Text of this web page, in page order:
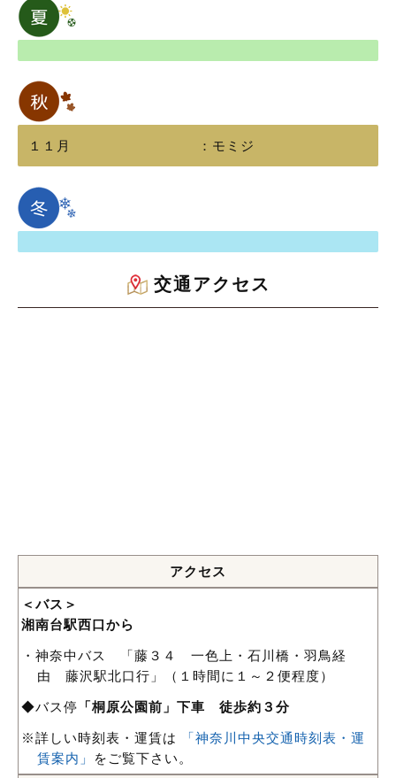
１１月 ： モミジ
交通アクセス
アクセス
＜バス＞
湘南台駅西口から
・神奈中バス 「藤３４ 一色上・石川橋・羽鳥経
由 藤沢駅北口行」（１時間に１～２便程度）
◆バス停 「桐原公園前」下車 徒歩約３分
※詳しい時刻表・運賃は
「神奈川中央交通時刻表・運
賃案内」 をご覧下さい。